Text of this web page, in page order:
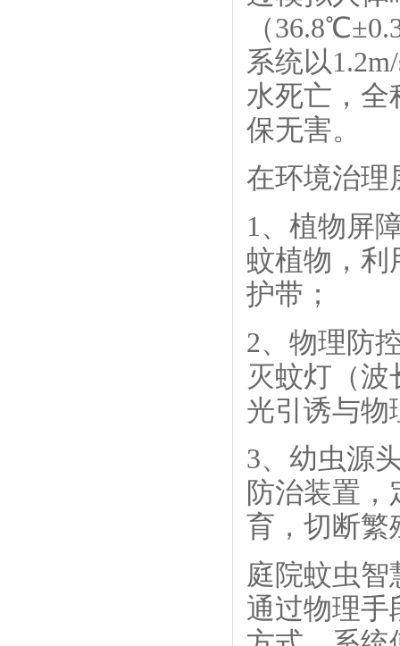
（
系统以
水死亡，全
保无害。
在环境治理
1、植物屏
蚊植物，利
护带；
2、物理防
灭蚊灯（波
光引诱与物
3、幼虫源
防治装置
育，切断繁
庭院蚊虫
通过物理手